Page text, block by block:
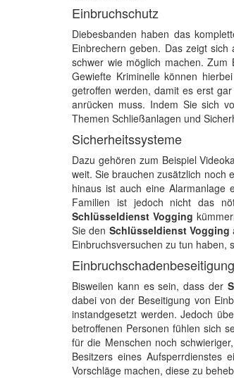
Einbruchschutz
Diebesbanden haben das
Einbrechern geben. Das zeigt
schwer wie möglich machen.
Gewiefte Kriminelle können
getroffen werden, damit es erst
anrücken muss. Indem Sie sich
Themen Schließanlagen und
Sicherheitssysteme
Dazu gehören zum Beispiel
weit. Sie brauchen zusätzlich noch
hinaus ist auch eine Alarmanlage
Familien ist jedoch nicht das
Schlüsseldienst Vogging
Sie den Schlüsseldienst Vogging
Einbruchsversuchen zu tun haben,
Einbruchschadenbeseitigung
Bisweilen kann es sein, dass der
dabei von der Beseitigung von
instandgesetzt werden. Jedoch
betroffenen Personen fühlen sich
für die Menschen noch
Besitzers eines Aufsperrdienstes
Vorschläge machen, diese zu